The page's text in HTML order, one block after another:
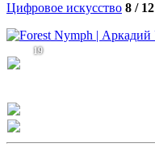
Цифровое искусство 8 / 12
19